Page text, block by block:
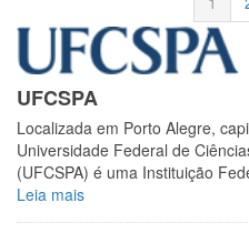
UFCSPA
Localizada em Porto Alegre,
Universidade Federal de
(UFCSPA) é uma Instituição
Leia mais